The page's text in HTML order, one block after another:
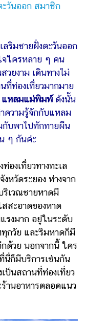
วันออก สมาชิก
ลริมชายฝั่งตะวันออก
จใครหลาย ๆ คน
วยงาม เดินทางไม่
ที่ท่องเที่ยวมากมาย
แหลมแม่พิมพ์ ดังนั้น
ความรู้จักกับแหลม
กับพาไปทักทายผืน
ๆ กันค่ะ
เที่ยวทางทะเล
หวัดระยอง ห่างจาก
ริเวณชายหาดมี
สสะอาดของหาด
รงมาก อยู่ในระดับ
กวัย และริมหาดก็มี
กด้วย นอกจากนี้ ใคร
นี่ก็มีบริการเช่นกัน
ป็นสถานที่ท่องเที่ยว
านอาหารตลอดแนว